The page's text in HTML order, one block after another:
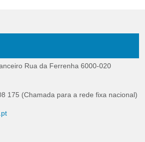
Rua da Ferrenha 6000-020
175 (Chamada para a rede fixa nacional)